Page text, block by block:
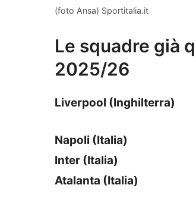
(foto Ansa) Sportitalia.it
Le squadre già
2025/26
Liverpool (Inghilterra)
Napoli (Italia)
Inter (Italia)
Atalanta (Italia)